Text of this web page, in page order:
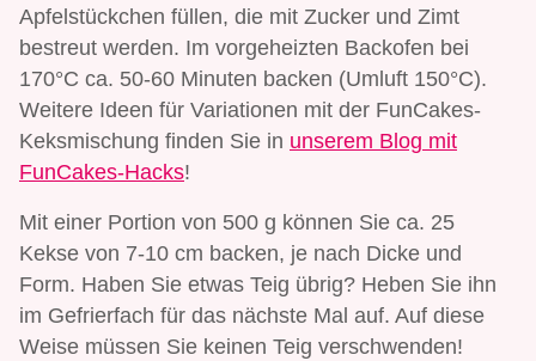
Apfelstückchen füllen, die mit Zucker und Zimt
bestreut werden. Im vorgeheizten Backofen bei
170°C ca. 50-60 Minuten backen (Umluft 150°C).
Weitere Ideen für Variationen mit der FunCakes-
Keksmischung finden Sie in unserem Blog mit
FunCakes-Hacks!
Mit einer Portion von 500 g können Sie ca. 25
Kekse von 7-10 cm backen, je nach Dicke und
Form. Haben Sie etwas Teig übrig? Heben Sie ihn
im Gefrierfach für das nächste Mal auf. Auf diese
Weise müssen Sie keinen Teig verschwenden!